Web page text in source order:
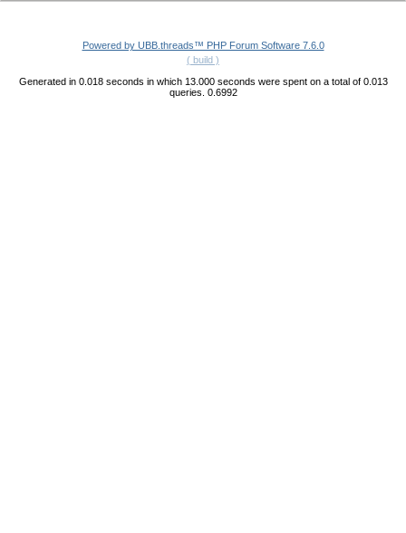
Powered by UBB.threads™ PHP Forum Software 7.6.0
( build )
Generated in 0.018 seconds in which 13.000 seconds were spent on a total of 0.013
queries. 0.6992